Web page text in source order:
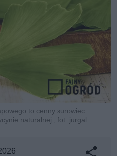
to cenny surowiec
naturalnej., fot. jurgal